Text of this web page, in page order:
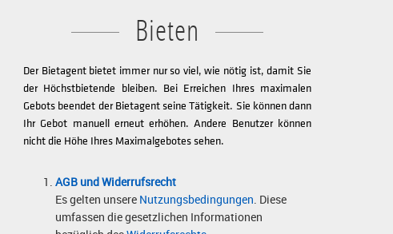
Bieten
Der Bietagent bietet immer nur so viel, wie nötig ist, damit Sie
der Höchstbietende bleiben. Bei Erreichen Ihres maximalen
Gebots beendet der Bietagent seine Tätigkeit. Sie können dann
Ihr Gebot manuell erneut erhöhen. Andere Benutzer können
nicht die Höhe Ihres Maximalgebotes sehen.
AGB und Widerrufsrecht
Es gelten unsere Nutzungsbedingungen. Diese
umfassen die gesetzlichen Informationen